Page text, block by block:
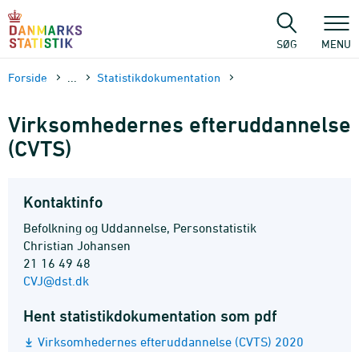
sidens
SØG MENU
Forside Statistik­dokument­ation
Virksomhedernes efteruddannelse
(CVTS)
Kontaktinfo
Befolkning og Uddannelse, Personstatistik
Christian Johansen
21 16 49 48
CVJ@dst.dk
Hent statistikdokumentation som pdf
Virksomhedernes efteruddannelse (CVTS) 2020